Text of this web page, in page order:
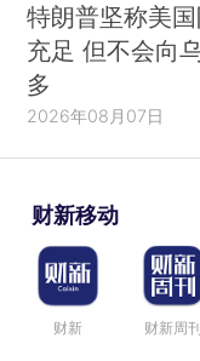
特朗普坚称美
充足 但不会向
多
2026年08月07日
财新移动
财新 财新周刊